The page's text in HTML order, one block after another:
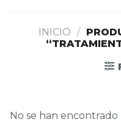
INICIO /
No se han